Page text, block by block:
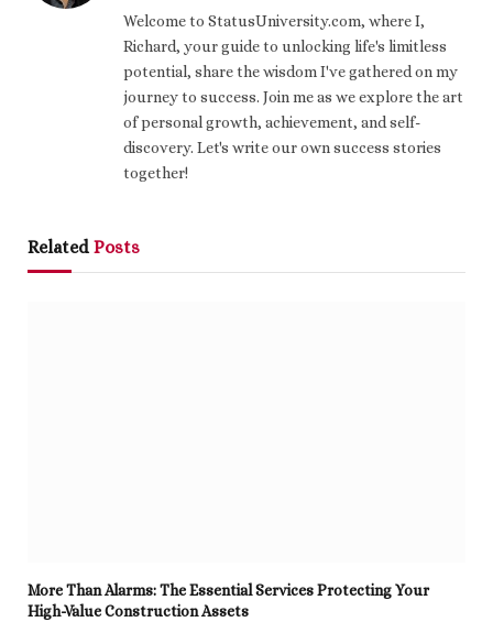
Welcome to StatusUniversity.com, where I,
Richard, your guide to unlocking life's limitless
potential, share the wisdom I've gathered on my
journey to success. Join me as we explore the art
of personal growth, achievement, and self-
discovery. Let's write our own success stories
together!
Related Posts
More Than Alarms: The Essential Services Protecting Your
High-Value Construction Assets